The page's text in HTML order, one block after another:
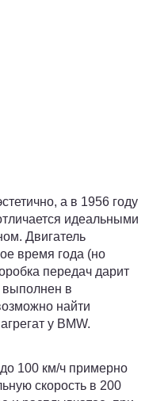
а в 1956 году
идеальными
Двигатель
время года (но
передач дарит
выполнен в
найти
у BMW.
100 км/ч примерно
скорость в 200